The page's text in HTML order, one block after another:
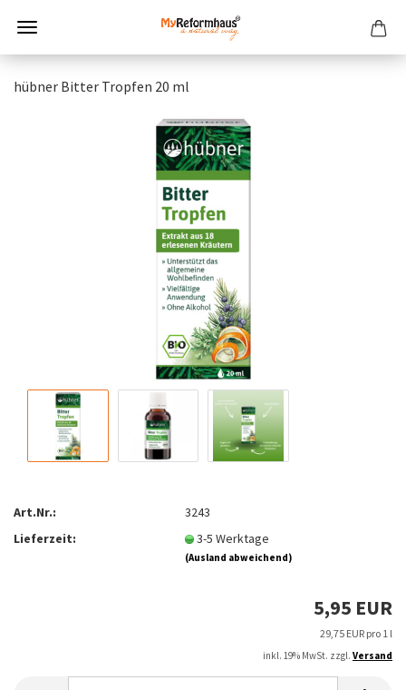
hübner Bitter Tropfen 20 ml
Art.Nr.:
3243
Lieferzeit:
3-5 Werktage
(Ausland abweichend)
5,95 EUR
29,75 EUR pro 1 l
inkl. 19% MwSt. zzgl. Versand